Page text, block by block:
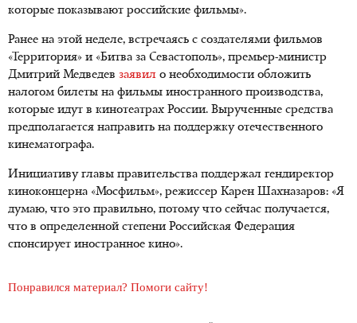
которые показывают российские фильмы».
Ранее на этой неделе, встречаясь с создателями фильмов
«Территория» и «Битва за Севастополь», премьер-министр
Дмитрий Медведев заявил о необходимости обложить
налогом билеты на фильмы иностранного производства,
которые идут в кинотеатрах России. Вырученные средства
предполагается направить на поддержку отечественного
кинематографа.
Инициативу главы правительства поддержал гендиректор
киноконцерна «Мосфильм», режиссер Карен Шахназаров: «Я
думаю, что это правильно, потому что сейчас получается,
что в определенной степени Российская Федерация
спонсирует иностранное кино».
Понравился материал? Помоги сайту!